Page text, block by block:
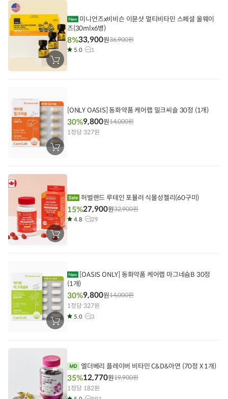
장
바
기
미니언즈x비비슨 이뮨샷 멀티비타민 스페셜 올웨이
즈(30mlx6병)
8%33,900원36,900원
5.0 1
장
바
에
기
[ONLY OASIS] 동화약품 케어랩 밀크씨슬 30정 (1개)
30%9,800원14,000원
1정당 327원
장
바
기
허벌랜드 루테인 포뮬러 식물성젤리(60구미)
15%27,900원32,900원
4.8 29
장
바
에
담
기
[OASIS ONLY] 동화약품 케어랩 마그네슘B 30정
(1개)
30%9,800원14,000원
1정당 327원
5.0 3
엘더베리 플레이버 비타민 C&D&아연 (70정 X 1개)
35%12,770원19,900원
1정당 182원